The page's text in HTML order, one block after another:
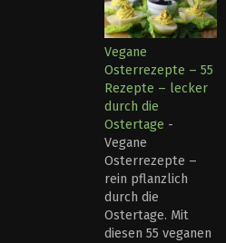
Vegane
Osterrezepte – 55
Rezepte – lecker
durch die
Ostertage -
Vegane
Osterrezepte –
rein pflanzlich
durch die
Ostertage. Mit
diesen 55 veganen